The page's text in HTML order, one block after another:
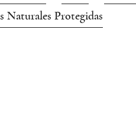
Naturales Protegidas